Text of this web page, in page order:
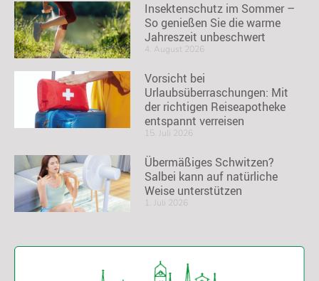
Insektenschutz im Sommer –
So genießen Sie die warme
Jahreszeit unbeschwert
4. August 2026
Vorsicht bei
Urlaubsüberraschungen: Mit
der richtigen Reiseapotheke
entspannt verreisen
15. Juli 2026
Übermäßiges Schwitzen?
Salbei kann auf natürliche
Weise unterstützen
1. Juli 2026